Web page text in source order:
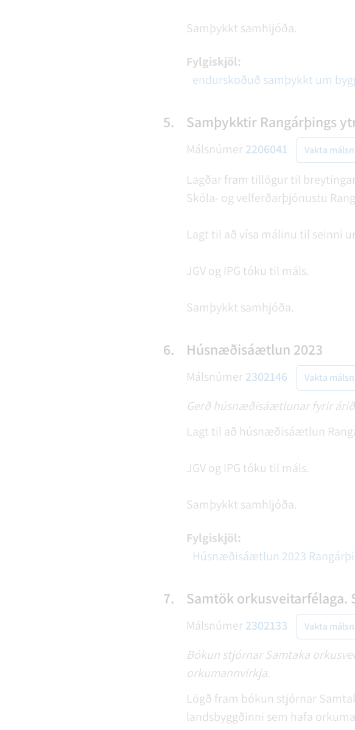
Samþykkt samhljóða.
Fylgiskjöl:
endurskoðuð samþykkt um
5. Samþykktir Rangárþings
Málsnúmer2206041 Vakta
Lagðar fram tillögur til
Skóla- og velferðarþjónustu
Lagt til að vísa málinu til seinni
JGV og IPG tóku til máls.
Samþykkt samhjóða.
6. Húsnæðisáætlun 2023
Málsnúmer2302146 Vakta
Gerð húsnæðisáætlunar fyrir
Lagt til að húsnæðisáætlun
JGV og IPG tóku til máls.
Samþykkt samhljóða.
Fylgiskjöl:
Húsnæðisáætlun 2023
7. Samtök orkusveitarfélaga.
Málsnúmer2302133 Vakta
Bókun stjórnar Samtaka
orkumannvirkja.
Lögð fram bókun stjórnar
landsbyggðinni sem hafa